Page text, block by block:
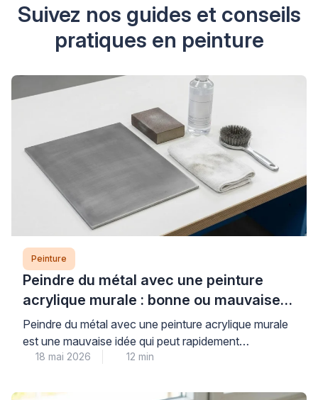
Suivez nos guides et conseils
pratiques en peinture
Peinture
Peindre du métal avec une peinture
acrylique murale : bonne ou mauvaise
idée ?
Peindre du métal avec une peinture acrylique murale
est une mauvaise idée qui peut rapidement
compromettre la durabilité et l’esthétique de vos
pour les surfaces poreuses comme le plâtre, n’offrent
18 mai 2026 12 min